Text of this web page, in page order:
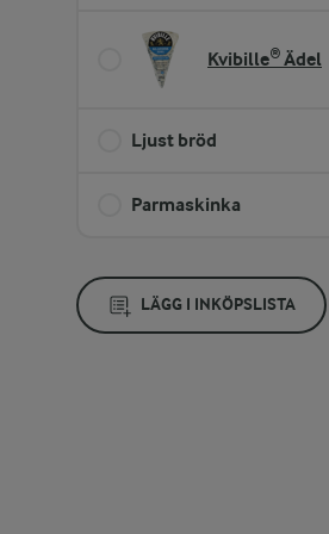
Kvibille® Ädel
Ljust bröd
Parmaskinka
LÄGG I INKÖPSLISTA